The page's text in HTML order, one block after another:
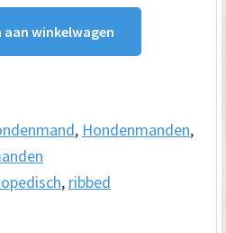
aan winkelwagen
, Hondenmanden,
, ribbed